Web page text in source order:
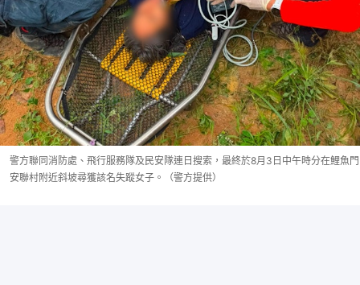
警方聯同消防處、飛行服務隊及民安隊連日搜索，最終於8月3日中午時分在鯉魚門
安聯村附近斜坡尋獲該名失蹤女子。（警方提供）